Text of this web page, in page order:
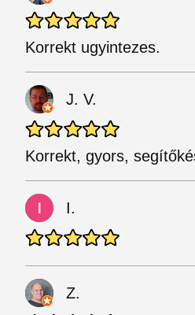
Korrekt ugyintezes.
J. V.
Korrekt, gyors,
I.
Z.